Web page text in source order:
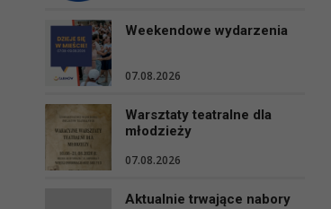
Weekendowe wydarzenia
07.08.2026
Warsztaty teatralne dla
młodzieży
07.08.2026
Aktualnie trwające nabory